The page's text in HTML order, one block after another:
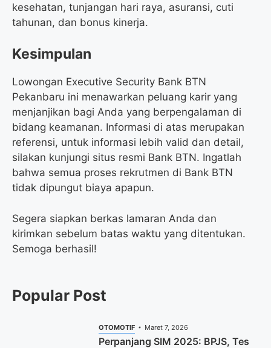
kesehatan, tunjangan hari raya, asuransi, cuti
tahunan, dan bonus kinerja.
Kesimpulan
Lowongan Executive Security Bank BTN
Pekanbaru ini menawarkan peluang karir yang
menjanjikan bagi Anda yang berpengalaman di
bidang keamanan. Informasi di atas merupakan
referensi, untuk informasi lebih valid dan detail,
silakan kunjungi situs resmi Bank BTN. Ingatlah
bahwa semua proses rekrutmen di Bank BTN
tidak dipungut biaya apapun.
Segera siapkan berkas lamaran Anda dan
kirimkan sebelum batas waktu yang ditentukan.
Semoga berhasil!
Popular Post
OTOMOTIF Maret 7, 2026
Perpanjang SIM 2025: BPJS, Tes